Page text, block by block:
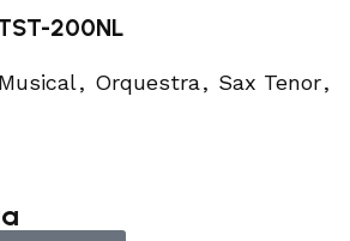
200NL
, Orquestra, Sax Tenor,